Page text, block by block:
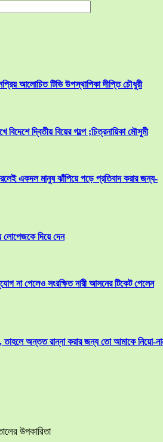
আলোচিত টিভি উপস্থাপিকা দীপ্তি চৌধুরী
বিদেশে দ্বিতীয় বিয়ের গল্পে ;চিত্রনায়িকা মৌসুমী
একদল মানুষ ঝাঁপিয়ে পড়ে প্রতিবাদ করার জন্য-
লোপেজকে দিয়ে দেন
না পেলেও সংরক্ষিত নারী আসনের টিকেট পেলেন
তাহলে অন্তত রান্না করার জন্য তো আমাকে নিয়ো-
উপকারিতা